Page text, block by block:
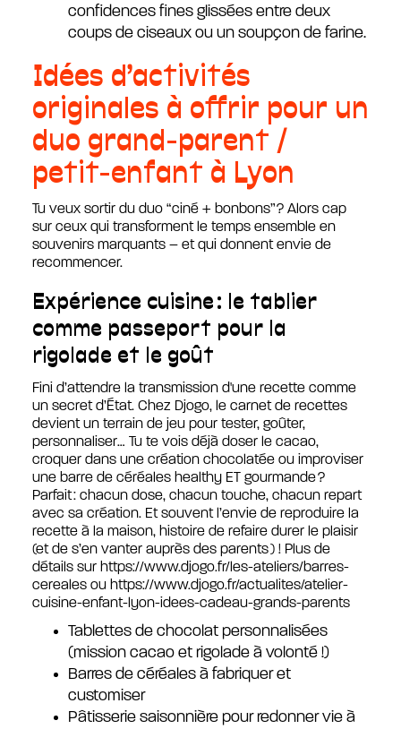
confidences fines glissées entre deux
coups de ciseaux ou un soupçon de farine.
Idées d’activités
originales à offrir pour un
duo grand-parent /
petit-enfant à Lyon
Tu veux sortir du duo “ciné + bonbons” ? Alors cap
sur ceux qui transforment le temps ensemble en
souvenirs marquants – et qui donnent envie de
recommencer.
Expérience cuisine : le tablier
comme passeport pour la
rigolade et le goût
Fini d’attendre la transmission d'une recette comme
un secret d’État. Chez Djogo, le carnet de recettes
devient un terrain de jeu pour tester, goûter,
personnaliser… Tu te vois déjà doser le cacao,
croquer dans une création chocolatée ou improviser
une barre de céréales healthy ET gourmande ?
Parfait : chacun dose, chacun touche, chacun repart
avec sa création. Et souvent l’envie de reproduire la
recette à la maison, histoire de refaire durer le plaisir
(et de s’en vanter auprès des parents ) ! Plus de
détails sur https://www.djogo.fr/les-ateliers/barres-
cereales ou https://www.djogo.fr/actualites/atelier-
cuisine-enfant-lyon-idees-cadeau-grands-parents
Tablettes de chocolat personnalisées
(mission cacao et rigolade à volonté !)
Barres de céréales à fabriquer et
customiser
Pâtisserie saisonnière pour redonner vie à